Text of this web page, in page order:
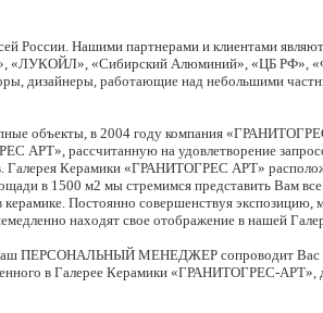
России. Нашими партнерами и клиентами
«ЛУКОЙЛ», «Сибирский Алюминий», «ЦБ РФ»,
дизайнеры, работающие над небольшими
объекты, в 2004 году компания
АРТ», рассчитанную на удовлетворение
Галерея Керамики «ГРАНИТОГРЕС АРТ»
в 1500 м2 мы стремимся представить Вам все
Постоянно совершенствуя экспозицию,
находят свое отображение в нашей
ПЕРСОНАЛЬНЫЙ МЕНЕДЖЕР сопроводит Вас
в Галерее Керамики «ГРАНИТОГРЕС-АРТ»,